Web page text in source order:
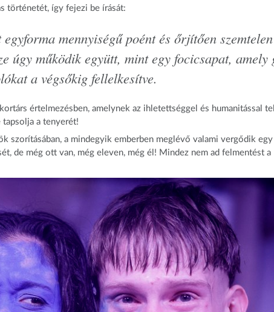
történetét, így fejezi be írását:
mennyiségű poént és őrjítően szemtelen
úgy működik együtt, mint egy focicsapat, amely
a végsőkig fellelkesítve.
értelmezésben, amelynek az ihletettséggel és humanitással
tapsolja a tenyerét!
szorításában, a mindegyik emberben meglévő valami vergődik
de még ott van, még eleven, még él! Mindez nem ad felmentést a